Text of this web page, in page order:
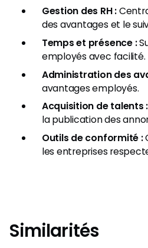
Gestion des RH :
des avantages et le
Temps et présence :
employés avec facilité.
Administration des
avantages employés.
Acquisition de talents :
la publication des
Outils de conformité :
les entreprises
Similarités